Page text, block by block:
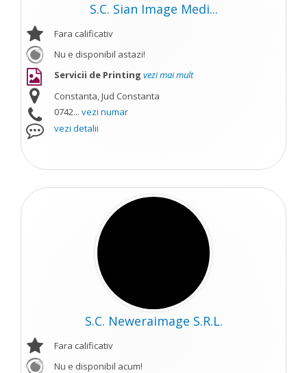
S.C. Sian Image Medi...
Fara calificativ
Nu e disponibil astazi!
Servicii de Printing vezi mai mult
Constanta, Jud Constanta
0742... vezi numar
vezi detalii
S.C. Neweraimage S.R.L.
Fara calificativ
Nu e disponibil acum!